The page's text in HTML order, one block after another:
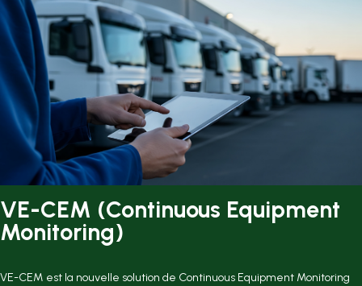
VE-CEM (Continuous Equipment
Monitoring)
VE-CEM est la nouvelle solution de Continuous Equipment Monitoring